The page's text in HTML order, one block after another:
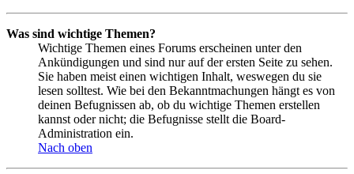
Was sind wichtige Themen?
Wichtige Themen eines Forums erscheinen unter den
Ankündigungen und sind nur auf der ersten Seite zu sehen.
Sie haben meist einen wichtigen Inhalt, weswegen du sie
lesen solltest. Wie bei den Bekanntmachungen hängt es von
deinen Befugnissen ab, ob du wichtige Themen erstellen
kannst oder nicht; die Befugnisse stellt die Board-
Administration ein.
Nach oben